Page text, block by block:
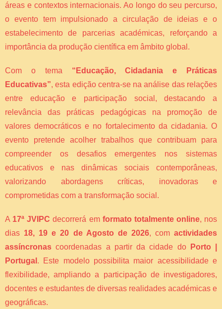
áreas e contextos internacionais. Ao longo do seu percurso,
o evento tem impulsionado a circulação de ideias e o
estabelecimento de parcerias académicas, reforçando a
importância da produção científica em âmbito global.
Com o tema “Educação, Cidadania e Práticas
Educativas”, esta edição centra-se na análise das relações
entre educação e participação social, destacando a
relevância das práticas pedagógicas na promoção de
valores democráticos e no fortalecimento da cidadania. O
evento pretende acolher trabalhos que contribuam para
compreender os desafios emergentes nos sistemas
educativos e nas dinâmicas sociais contemporâneas,
valorizando abordagens críticas, inovadoras e
comprometidas com a transformação social.
A 17ª JVIPC decorrerá em formato totalmente online, nos
dias 18, 19 e 20 de Agosto de 2026, comactividades
assíncronas coordenadas a partir da cidade do
Porto |
Portugal . Este modelo possibilita maior acessibilidade e
flexibilidade, ampliando a participação de investigadores,
docentes e estudantes de diversas realidades académicas e
geográficas.